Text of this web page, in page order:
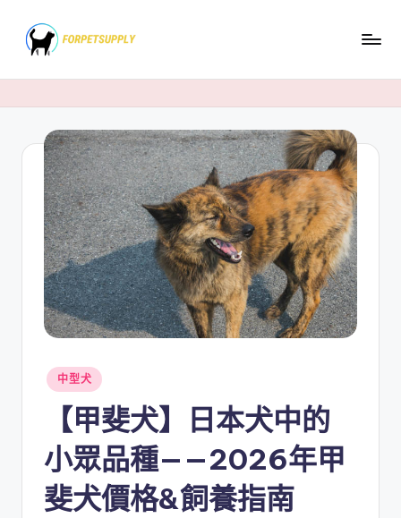
content
Posted
in
中型犬
【甲斐犬】日本犬中的
小眾品種——2026年甲
斐犬價格&飼養指南